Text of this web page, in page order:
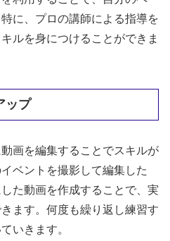
に、プロの講師による指導を
ルを身につけることができま
ップ
画を編集することでスキルが
ベントを撮影して編集した
た動画を作成することで、実
ます。何度も繰り返し練習す
いきます。